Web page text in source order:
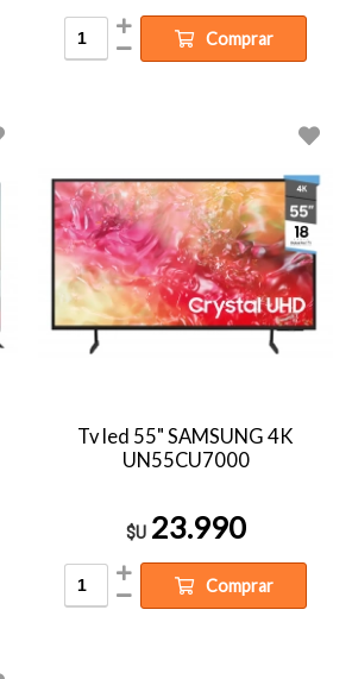
Comprar
Tv led 55" SAMSUNG 4K
UN55CU7000
$U 23.990
Comprar